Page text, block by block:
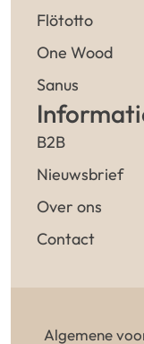
Flötotto
One Wood
Sanus
B2B
Nieuwsbrief
Over ons
Contact
Algemene